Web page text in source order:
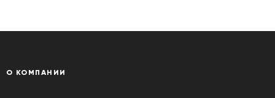
О КОМПАНИИ